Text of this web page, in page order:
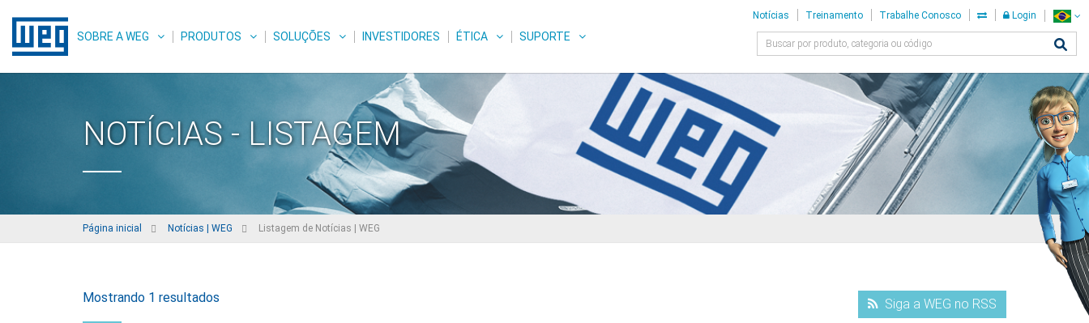
SOBRE A WEG PRODUTOS SOLUÇÕES INVESTIDORES ÉTICA SUPORTE
Notícias Treinamento Trabalhe Conosco Login
NOTÍCIAS - LISTAGEM
Página inicial Notícias | WEG Listagem de Notícias | WEG
Mostrando 1 resultados Siga a WEG no RSS